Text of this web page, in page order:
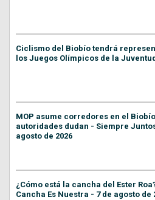
Ciclismo del Biobío tendrá
los Juegos Olímpicos de la Juventud
MOP asume corredores en el
autoridades dudan - Siempre
agosto de 2026
¿Cómo está la cancha del Ester
Cancha Es Nuestra - 7 de agosto de